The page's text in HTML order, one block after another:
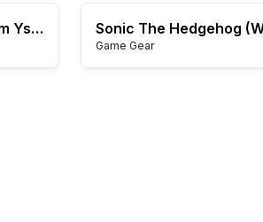
Ys - Wanderers from Ys (Japan)
Game Gear